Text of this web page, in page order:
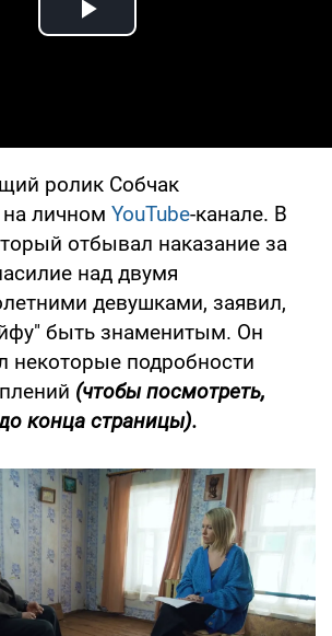
Play Video
ролик Собчак
личном YouTube-канале. В
отбывал наказание за
над двумя
девушками, заявил,
быть знаменитым. Он
некоторые подробности
(чтобы посмотреть,
конца страницы).